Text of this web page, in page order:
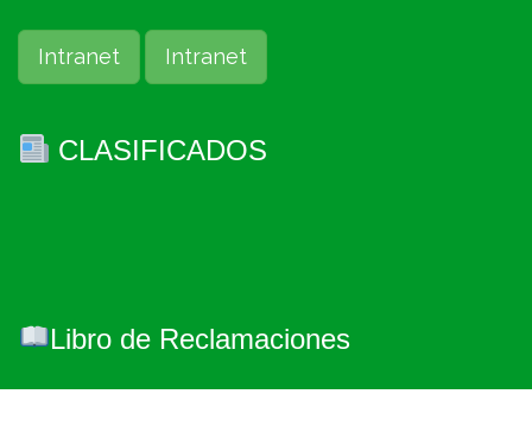
Intranet Intranet
CLASIFICADOS
Libro de Reclamaciones